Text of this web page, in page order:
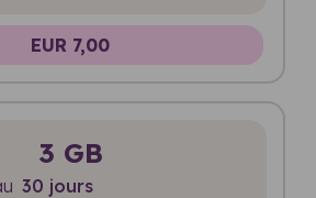
EUR 7,00
3 GB
30 jours